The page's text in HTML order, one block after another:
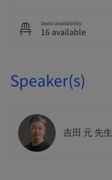
Seats availability
16 available
Speaker(s)
吉田 元 先生